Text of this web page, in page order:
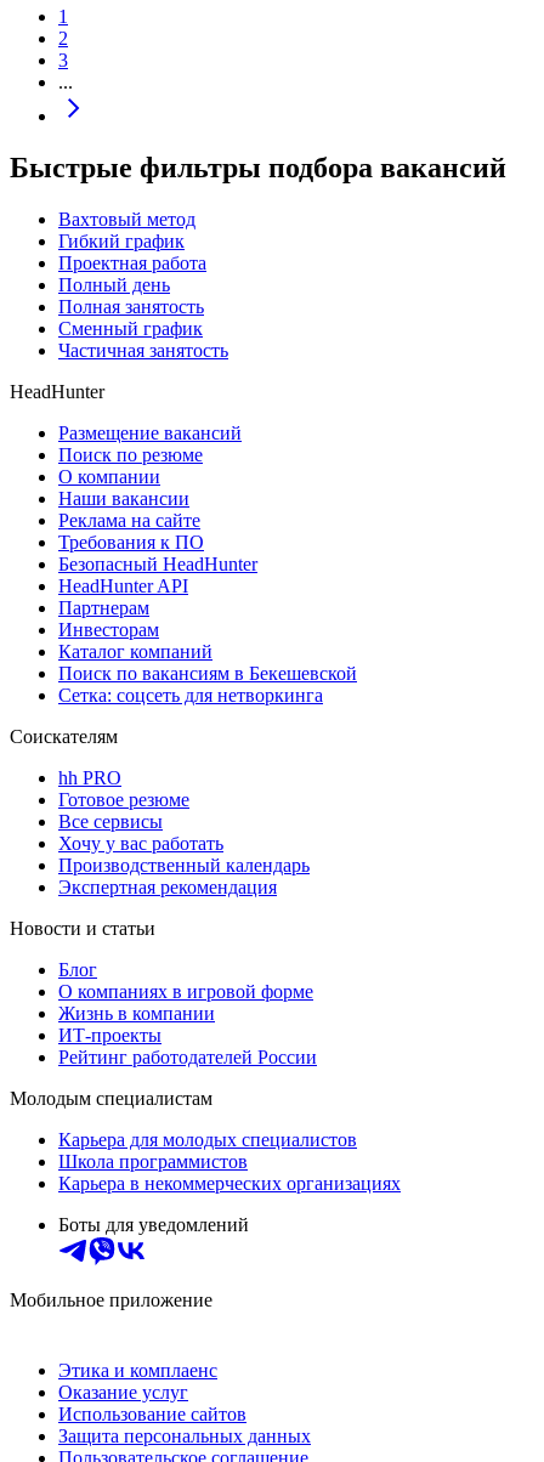
1
2
3
...
Быстрые фильтры подбора вакансий
Вахтовый метод
Гибкий график
Проектная работа
Полный день
Полная занятость
Сменный график
Частичная занятость
HeadHunter
Размещение вакансий
Поиск по резюме
О компании
Наши вакансии
Реклама на сайте
Требования к ПО
Безопасный HeadHunter
HeadHunter API
Партнерам
Инвесторам
Каталог компаний
Поиск по вакансиям в Бекешевской
Сетка: соцсеть для нетворкинга
Соискателям
hh PRO
Готовое резюме
Все сервисы
Хочу у вас работать
Производственный календарь
Экспертная рекомендация
Новости и статьи
Блог
О компаниях в игровой форме
Жизнь в компании
ИТ-проекты
Рейтинг работодателей России
Молодым специалистам
Карьера для молодых специалистов
Школа программистов
Карьера в некоммерческих организациях
Боты для уведомлений
Мобильное приложение
Этика и комплаенс
Оказание услуг
Использование сайтов
Защита персональных данных
Пользовательское соглашение